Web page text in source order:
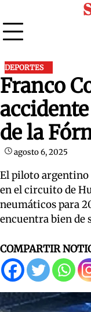
to
content
DEPORTES
Franco
de la
agosto 6, 2025
El piloto argentino
en el circuito de
neumáticos para
encuentra bien de
COMPARTIR